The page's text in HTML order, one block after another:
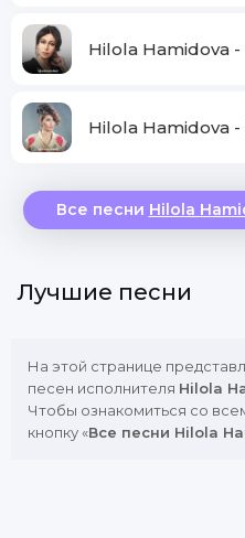
Hilola Hamidova
Hilola Hamidova
Все песни Hilola
Лучшие песни
На этой странице
песен исполнителя Hilola
Чтобы ознакомиться со
кнопку «Все песни Hilola